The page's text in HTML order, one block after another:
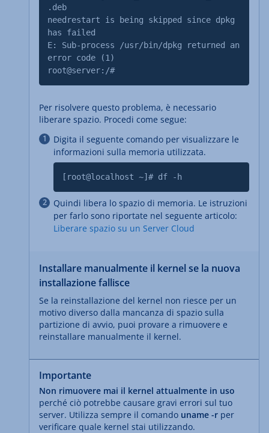
.deb
needrestart is being skipped since dpkg
has failed
E: Sub-process /usr/bin/dpkg returned an
error code (1)
root@server:/#
Per risolvere questo problema, è necessario
liberare spazio. Procedi come segue:
Digita il seguente comando per visualizzare le
informazioni sulla memoria utilizzata.
[root@localhost ~]# df -h
Quindi libera lo spazio di memoria. Le istruzioni
per farlo sono riportate nel seguente articolo:
Liberare spazio su un Server Cloud
Installare manualmente il kernel se la nuova
installazione fallisce
Se la reinstallazione del kernel non riesce per un
motivo diverso dalla mancanza di spazio sulla
partizione di avvio, puoi provare a rimuovere e
reinstallare manualmente il kernel.
Importante
Non rimuovere mai il kernel attualmente in uso
perché ciò potrebbe causare gravi errori sul tuo
server. Utilizza sempre il comando uname -r per
verificare quale kernel stai utilizzando.